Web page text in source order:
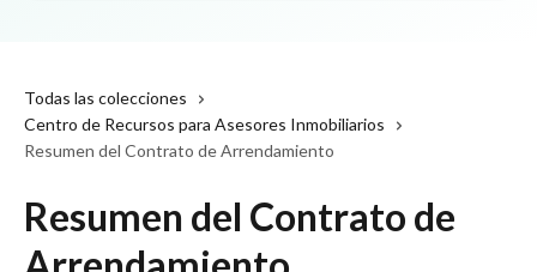
Todas las colecciones
Centro de Recursos para Asesores Inmobiliarios
Resumen del Contrato de Arrendamiento
Resumen del Contrato de